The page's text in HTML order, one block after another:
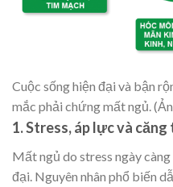
Cuộc sống hiện đại và bận
mắc phải chứng mất ngủ.
1. Stress, áp lực và căng
Mất ngủ do stress ngày
đại. Nguyên nhân phổ biến